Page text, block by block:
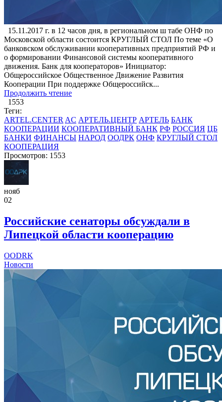
15.11.2017 г. в 12 часов дня, в региональном ш табе ОНФ по
Московской области состоится КРУГЛЫЙ СТОЛ По теме «О
банковском обслуживании кооперативных предприятий РФ и
о формировании Финансовой системы кооперативного
движения. Банк для кооператоров» Инициатор:
Общероссийское Общественное Движение Развития
Кооперации При поддержке Общероссийск...
Продолжить чтение
1553
Теги:
ARTEL.CENTER AC АРТЕЛЬ.ЦЕНТР АРТЕЛЬ БАНК
КООПЕРАЦИИ КООПЕРАТИВНЫЙ БАНК РФ РОССИЯ ЦБ
БАНКИ ФИНАНСЫ НАРОД ООДРК ОНФ КРУГЛЫЙ СТОЛ
КООПЕРАЦИЯ
Просмотров: 1553
нояб
02
Российские сенаторы обсуждали в
Липецкой области кооперацию
OODRK
Новости